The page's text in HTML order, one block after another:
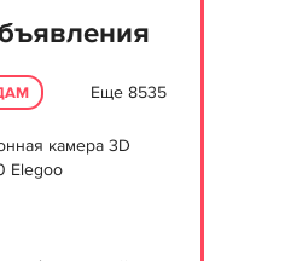
Еще 8535
камера 3D
Elegoo